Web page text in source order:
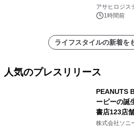
アサヒロジス
1時間前
ライフスタイルの新着を
人気のプレスリリース
PEANUTS
ーピーの誕
書店123店
株式会社ソニ